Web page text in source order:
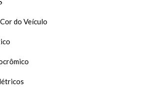
do Veículo